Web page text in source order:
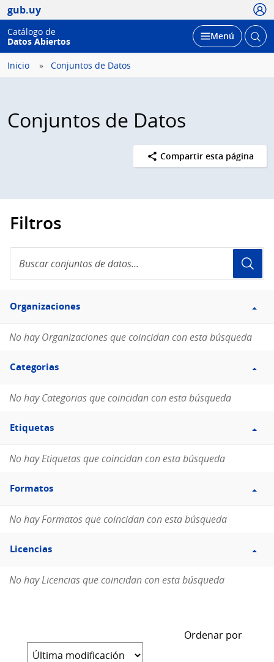
gub.uy
Catálogo de
Datos Abiertos
Desplegar
Menú Abrir
Inicio Conjuntos de Datos
Conjuntos de Datos
Compartir esta página
Filtros
conjuntos
de
Filtro
Organizaciones
Organizaciones
No hay Organizaciones que coincidan con esta búsqueda
Filtro
Categorias
Categorias
No hay Categorias que coincidan con esta búsqueda
Filtro
Etiquetas
Etiquetas
No hay Etiquetas que coincidan con esta búsqueda
Filtro
Formatos
Formatos
No hay Formatos que coincidan con esta búsqueda
Filtro
Licencias
Licencias
No hay Licencias que coincidan con esta búsqueda
Ordenar por